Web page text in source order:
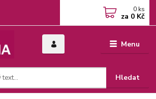
Menu
Hledat
0 ks
za 0 Kč